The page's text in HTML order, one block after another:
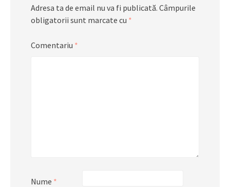
Adresa ta de email nu va fi publicată. Câmpurile
obligatorii sunt marcate cu *
Comentariu *
Nume *